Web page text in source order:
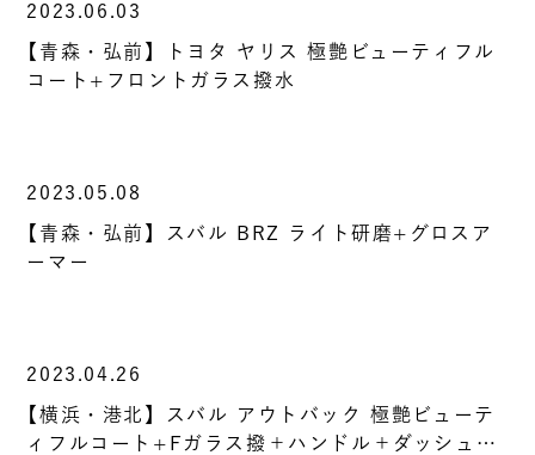
2023.06.03
【青森・弘前】トヨタ ヤリス 極艶ビューティフル
コート+フロントガラス撥水
2023.05.08
【青森・弘前】スバル BRZ ライト研磨+グロスア
ーマー
2023.04.26
【横浜・港北】スバル アウトバック 極艶ビューテ
ィフルコート+Fガラス撥＋ハンドル＋ダッシュ…